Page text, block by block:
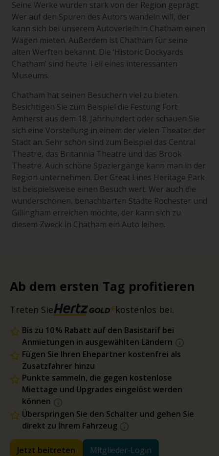
Seine Werke wurden stark von der Region geprägt.
Wer auf den Spuren des Autors wandeln will, der
kann sich bei unserem Autoverleih in Chatham einen
Wagen mieten. Außerdem ist Chatham für seine
alten Werften bekannt. Die ‘Historic Dockyards
Chatham’ sind heute Teil eines interessanten
Museums.
Chatham hat seinen Besuchern viel zu bieten.
Besichtigen Sie zum Beispiel die Festung Fort
Amherst aus dem 18. Jahrhundert oder schauen Sie
sich eine Vorstellung in einem der vielen Theater der
Stadt an. Sehr schön sind zum Beispiel das Central
Theatre, das Britannia Theatre und das Brook
Theatre. Auch schöne Spaziergänge kann man in der
Region unternehmen. Der Great Lines Heritage Park
ist beispielsweise einen Besuch wert. Wer auch die
wunderschönen, benachbarten Städte Rochester und
Gillingham erreichen möchte, der kann sich zu
diesem Zweck in Chatham ein Auto leihen.
Ab dem ersten Tag profitieren
Treten Sie kostenlos bei.
Bis zu 10 % Rabatt auf den Basistarif bei
Anmietungen in ausgewählten Ländern
Fügen Sie Ihren Ehepartner kostenfrei als
Zusatzfahrer hinzu
Punkte sammeln, die gegen kostenlose
Miettage und Upgrades eingelöst werden
können
Überspringen Sie den Schalter und gehen Sie
direkt zu Ihrem Fahrzeug
Jetzt beitreten Mitglieder-Login